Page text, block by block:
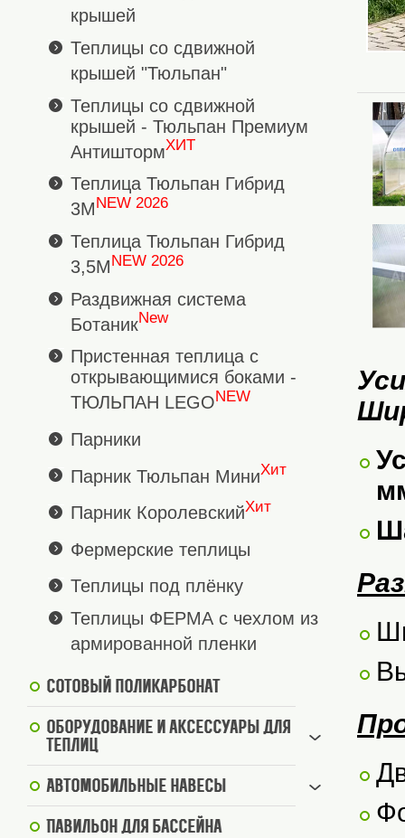
крышей
Теплицы со сдвижной
крышей "Тюльпан"
Теплицы со сдвижной
крышей - Тюльпан Премиум
АнтиштормХИТ
Теплица Тюльпан Гибрид
3М NEW 2026
Теплица Тюльпан Гибрид
3,5МNEW 2026
Раздвижная система
БотаникNew
Пристенная теплица с
открывающимися боками -
ТЮЛЬПАН LEGONEW
Парники
Парник Тюльпан МиниХит
Парник КоролевскийХит
Фермерские теплицы
Теплицы под плёнку
Теплицы ФЕРМА с чехлом из
армированной пленки
Сотовый поликарбонат
Оборудование и аксессуары для
теплиц
Автомобильные навесы
Павильон для бассейна